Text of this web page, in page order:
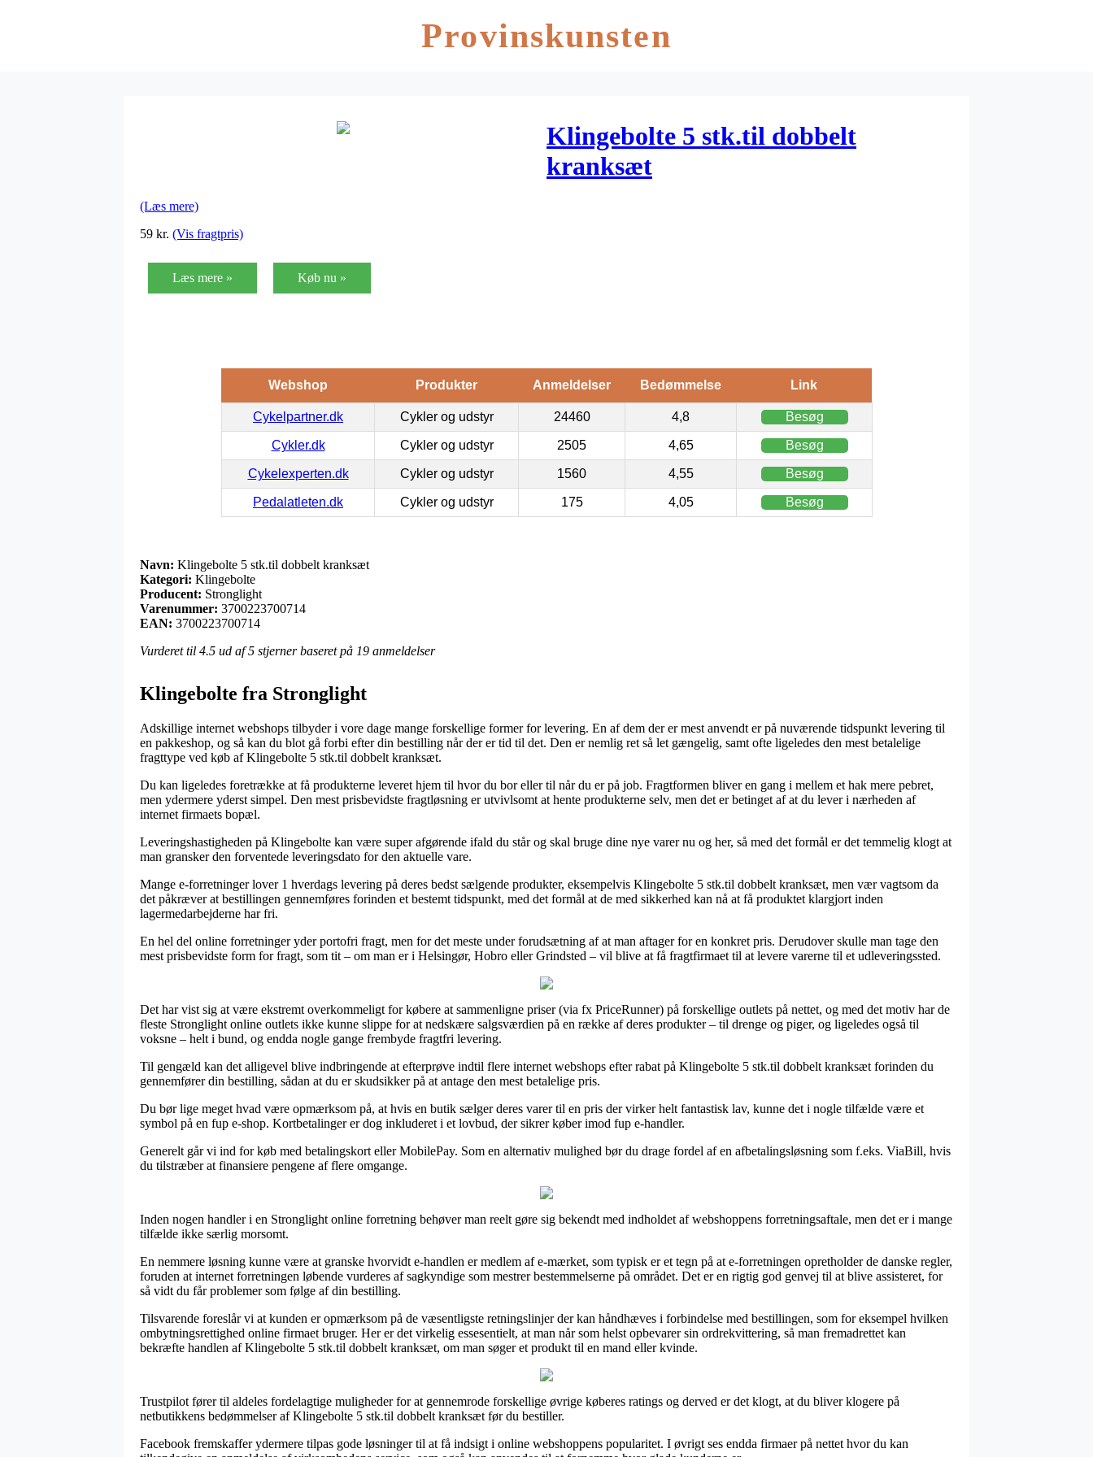
Provinskunsten
Klingebolte 5 stk.til dobbelt
kranksæt
(Læs mere)
59 kr. (Vis fragtpris)
Læs mere » Køb nu »
Webshop Produkter Anmeldelser Bedømmelse Link
Cykelpartner.dk Cykler og udstyr 24460 4,8 Besøg
Cykler.dk Cykler og udstyr 2505 4,65 Besøg
Cykelexperten.dk Cykler og udstyr 1560 4,55 Besøg
Pedalatleten.dk Cykler og udstyr 175 4,05 Besøg
Navn: Klingebolte 5 stk.til dobbelt kranksæt
Kategori: Klingebolte
Producent: Stronglight
Varenummer: 3700223700714
EAN: 3700223700714
Vurderet til 4.5 ud af 5 stjerner baseret på 19 anmeldelser
Klingebolte fra Stronglight
Adskillige internet webshops tilbyder i vore dage mange forskellige former for levering. En af dem der er mest anvendt er på nuværende tidspunkt levering til
en pakkeshop, og så kan du blot gå forbi efter din bestilling når der er tid til det. Den er nemlig ret så let gængelig, samt ofte ligeledes den mest betalelige
fragttype ved køb af Klingebolte 5 stk.til dobbelt kranksæt.
Du kan ligeledes foretrække at få produkterne leveret hjem til hvor du bor eller til når du er på job. Fragtformen bliver en gang i mellem et hak mere pebret,
men ydermere yderst simpel. Den mest prisbevidste fragtløsning er utvivlsomt at hente produkterne selv, men det er betinget af at du lever i nærheden af
internet firmaets bopæl.
Leveringshastigheden på Klingebolte kan være super afgørende ifald du står og skal bruge dine nye varer nu og her, så med det formål er det temmelig klogt at
man gransker den forventede leveringsdato for den aktuelle vare.
Mange e-forretninger lover 1 hverdags levering på deres bedst sælgende produkter, eksempelvis Klingebolte 5 stk.til dobbelt kranksæt, men vær vagtsom da
det påkræver at bestillingen gennemføres forinden et bestemt tidspunkt, med det formål at de med sikkerhed kan nå at få produktet klargjort inden
lagermedarbejderne har fri.
En hel del online forretninger yder portofri fragt, men for det meste under forudsætning af at man aftager for en konkret pris. Derudover skulle man tage den
mest prisbevidste form for fragt, som tit – om man er i Helsingør, Hobro eller Grindsted – vil blive at få fragtfirmaet til at levere varerne til et udleveringssted.
Det har vist sig at være ekstremt overkommeligt for købere at sammenligne priser (via fx PriceRunner) på forskellige outlets på nettet, og med det motiv har de
fleste Stronglight online outlets ikke kunne slippe for at nedskære salgsværdien på en række af deres produkter – til drenge og piger, og ligeledes også til
voksne – helt i bund, og endda nogle gange frembyde fragtfri levering.
Til gengæld kan det alligevel blive indbringende at efterprøve indtil flere internet webshops efter rabat på Klingebolte 5 stk.til dobbelt kranksæt forinden du
gennemfører din bestilling, sådan at du er skudsikker på at antage den mest betalelige pris.
Du bør lige meget hvad være opmærksom på, at hvis en butik sælger deres varer til en pris der virker helt fantastisk lav, kunne det i nogle tilfælde være et
symbol på en fup e-shop. Kortbetalinger er dog inkluderet i et lovbud, der sikrer køber imod fup e-handler.
Generelt går vi ind for køb med betalingskort eller MobilePay. Som en alternativ mulighed bør du drage fordel af en afbetalingsløsning som f.eks. ViaBill, hvis
du tilstræber at finansiere pengene af flere omgange.
Inden nogen handler i en Stronglight online forretning behøver man reelt gøre sig bekendt med indholdet af webshoppens forretningsaftale, men det er i mange
tilfælde ikke særlig morsomt.
En nemmere løsning kunne være at granske hvorvidt e-handlen er medlem af e-mærket, som typisk er et tegn på at e-forretningen opretholder de danske regler,
foruden at internet forretningen løbende vurderes af sagkyndige som mestrer bestemmelserne på området. Det er en rigtig god genvej til at blive assisteret, for
så vidt du får problemer som følge af din bestilling.
Tilsvarende foreslår vi at kunden er opmærksom på de væsentligste retningslinjer der kan håndhæves i forbindelse med bestillingen, som for eksempel hvilken
ombytningsrettighed online firmaet bruger. Her er det virkelig essesentielt, at man når som helst opbevarer sin ordrekvittering, så man fremadrettet kan
bekræfte handlen af Klingebolte 5 stk.til dobbelt kranksæt, om man søger et produkt til en mand eller kvinde.
Trustpilot fører til aldeles fordelagtige muligheder for at gennemrode forskellige øvrige køberes ratings og derved er det klogt, at du bliver klogere på
netbutikkens bedømmelser af Klingebolte 5 stk.til dobbelt kranksæt før du bestiller.
Facebook fremskaffer ydermere tilpas gode løsninger til at få indsigt i online webshoppens popularitet. I øvrigt ses endda firmaer på nettet hvor du kan